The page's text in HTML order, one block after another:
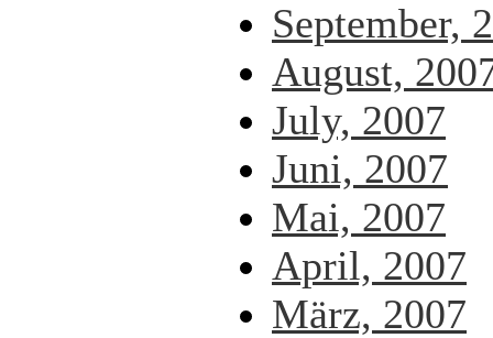
September,
August,
July, 2007
Juni, 2007
Mai, 2007
April, 2007
März, 2007